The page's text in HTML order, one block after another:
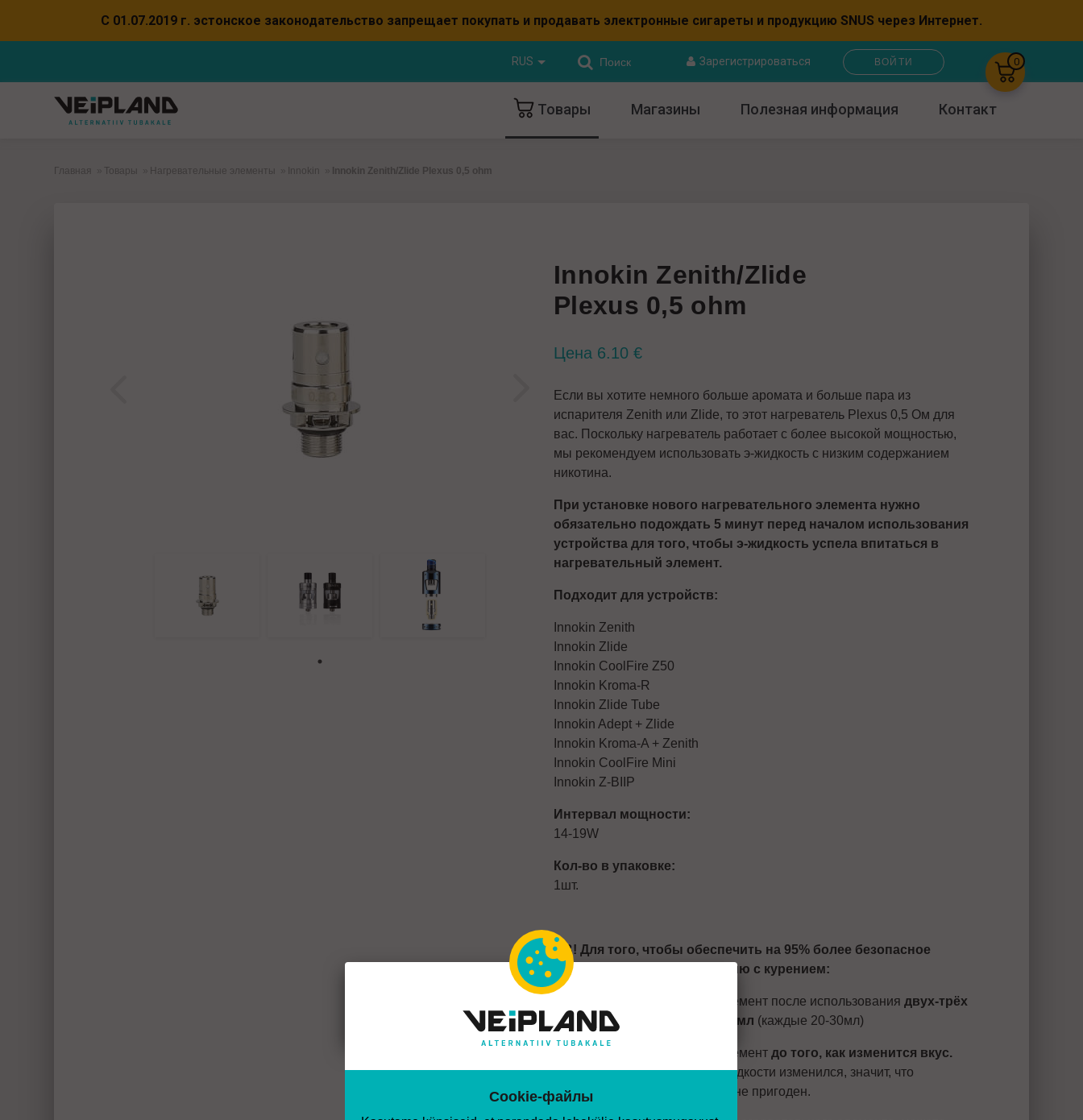
С 01.07.2019 г. эстонское законодательство запрещает покупать и продавать электронные сигареты и продукцию SNUS через Интернет.
RUS Зарегистрироваться ВОЙТИ
Товары Mагазины Полезная информация Контакт
0
Главная Товары Нагревательные элементы Innokin Innokin Zenith/Zlide Plexus 0,5 ohm
Innokin Zenith/Zlide
Plexus 0,5 ohm
Цена 6.10 €
Если вы хотите немного больше аромата и больше пара из
испарителя Zenith или Zlide, то этот нагреватель Plexus 0,5 Ом для
вас. Поскольку нагреватель работает с более высокой мощностью,
мы рекомендуем использовать э-жидкость с низким содержанием
никотина.
При установке нового нагревательного элемента нужно
обязательно подождать 5 минут перед началом использования
устройства для того, чтобы э-жидкость успела впитаться в
нагревательный элемент.
Подходит для устройств:
Innokin Zenith
Innokin Zlide
Innokin CoolFire Z50
Innokin Kroma-R
Innokin Zlide Tube
Innokin Adept + Zlide
Innokin Kroma-A + Zenith
Innokin CoolFire Mini
Innokin Z-BIIP
Интервал мощности:
14-19W
Кол-во в упаковке:
1шт.
NB! Для того, чтобы обеспечить на 95% более безопасное
использование по сравнению с курением:
- Меняйте нагревательный элемент после использования двух-трёх
бутылочек э-жидкости по 10мл (каждые 20-30мл)
- Меняйте нагревательный элемент до того, как изменится вкус.
Если чувствуете, что вкус э-жидкости изменился, значит, что
нагревательный элемент уже не пригоден.
Cookie-файлы